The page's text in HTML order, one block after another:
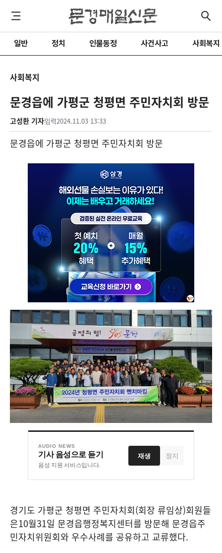
일반 정치 인물동정 사건사고 사회복지
사회복지
문경읍에 가평군 청평면 주민자치회 방문
고성환 기자입력2024.11.03 13:33
문경읍에 가평군 청평면 주민자치회 방문
AUDIO NEWS
기사 음성으로 듣기
음성 지원 서비스입니다.
재생 정지
경기도 가평군 청평면 주민자치회(회장 류임상)회원들
은10월31일 문경읍행정복지센터를 방문해 문경읍주
민자치위원회와 우수사례를 공유하고 교류했다.